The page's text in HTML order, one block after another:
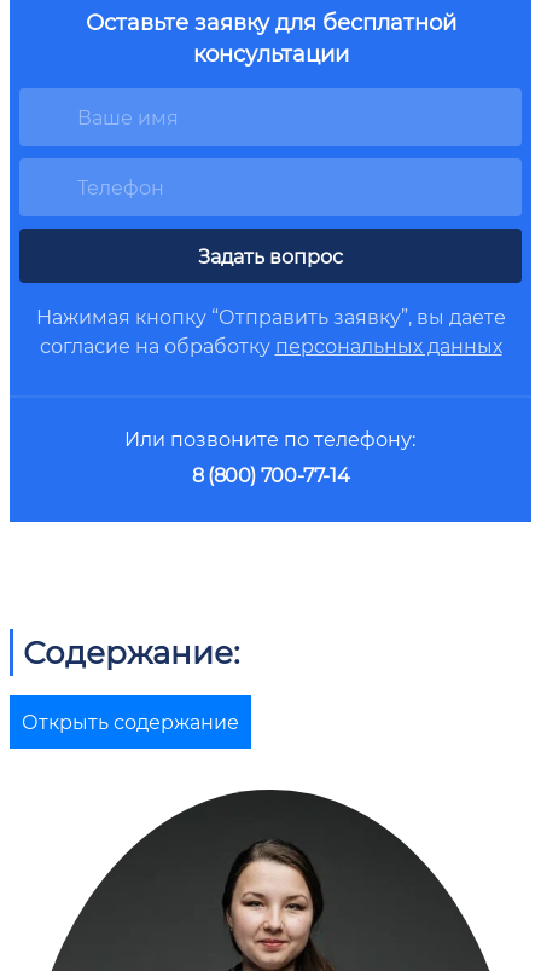
Оставьте заявку для бесплатной
консультации
Задать вопрос
Нажимая кнопку “Отправить заявку”, вы даете
согласие на обработку персональных данных
Или позвоните по телефону:
8 (800) 700-77-14
Содержание:
Открыть содержание